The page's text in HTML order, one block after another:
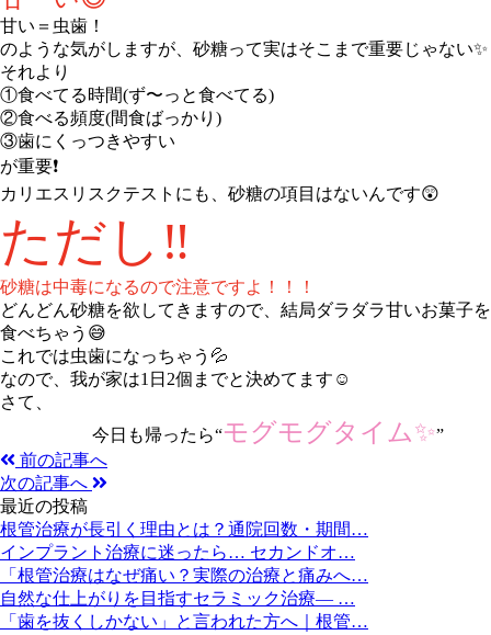
甘い＝虫歯！
のような気がしますが、砂糖って実はそこまで重要じゃない✨
それより
①食べてる時間(ず〜っと食べてる)
②食べる頻度(間食ばっかり)
③歯にくっつきやすい
が重要❗️
カリエスリスクテストにも、砂糖の項目はないんです😲
ただし‼️
砂糖は中毒になるので注意ですよ！！！
どんどん砂糖を欲してきますので、結局ダラダラ甘いお菓子を
食べちゃう😅
これでは虫歯になっちゃう💦
なので、我が家は1日2個までと決めてます☺️
さて、
今日も帰ったら“モグモグタイム✨”
前の記事へ
次の記事へ
最近の投稿
根管治療が長引く理由とは？通院回数・期間…
インプラント治療に迷ったら… セカンドオ…
「根管治療はなぜ痛い？実際の治療と痛みへ…
自然な仕上がりを目指すセラミック治療― …
「歯を抜くしかない」と言われた方へ｜根管…